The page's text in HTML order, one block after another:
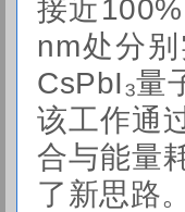
接近
nm处分
CsPbI₃量
该工作通
合与能量
了新思路。